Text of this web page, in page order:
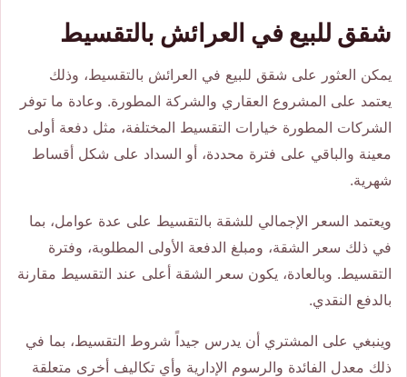
شقق للبيع في العرائش بالتقسيط
يمكن العثور على شقق للبيع في العرائش بالتقسيط، وذلك
يعتمد على المشروع العقاري والشركة المطورة. وعادة ما توفر
الشركات المطورة خيارات التقسيط المختلفة، مثل دفعة أولى
معينة والباقي على فترة محددة، أو السداد على شكل أقساط
شهرية.
ويعتمد السعر الإجمالي للشقة بالتقسيط على عدة عوامل، بما
في ذلك سعر الشقة، ومبلغ الدفعة الأولى المطلوبة، وفترة
التقسيط. وبالعادة، يكون سعر الشقة أعلى عند التقسيط مقارنة
بالدفع النقدي.
وينبغي على المشتري أن يدرس جيداً شروط التقسيط، بما في
ذلك معدل الفائدة والرسوم الإدارية وأي تكاليف أخرى متعلقة